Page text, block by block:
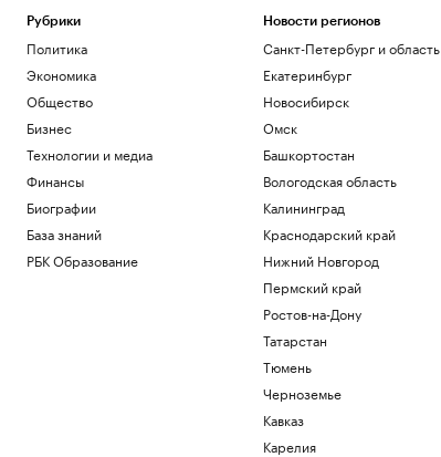
Рубрики
Политика
Экономика
Общество
Бизнес
Технологии и медиа
Финансы
Биографии
База знаний
РБК Образование
Новости регионов
Санкт-Петербург и область
Екатеринбург
Новосибирск
Омск
Башкортостан
Вологодская область
Калининград
Краснодарский край
Нижний Новгород
Пермский край
Ростов-на-Дону
Татарстан
Тюмень
Черноземье
Кавказ
Карелия